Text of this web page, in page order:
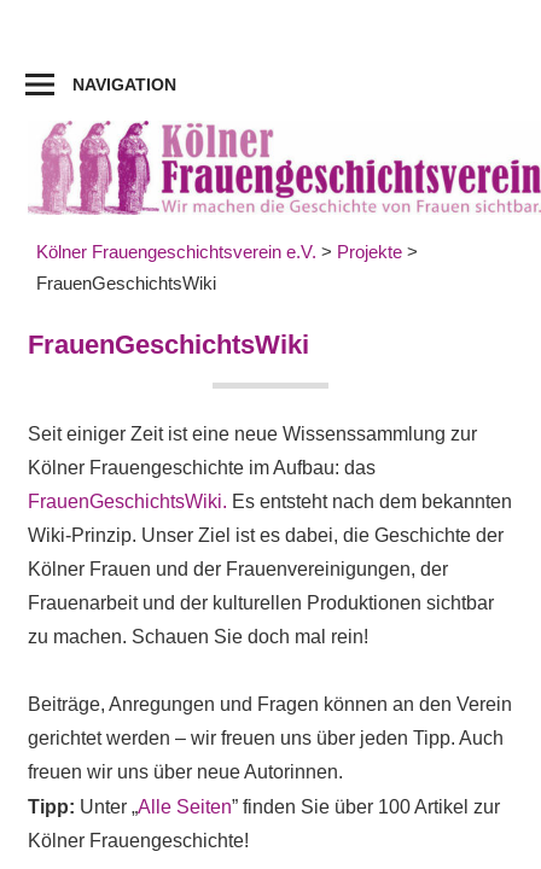
springen
NAVIGATION
Kölner Frauengeschichtsverein e.V. > Projekte >
FrauenGeschichtsWiki
FrauenGeschichtsWiki
Seit einiger Zeit ist eine neue Wissenssammlung zur
Kölner Frauengeschichte im Aufbau: das
FrauenGeschichtsWiki. Es entsteht nach dem bekannten
Wiki-Prinzip. Unser Ziel ist es dabei, die Geschichte der
Kölner Frauen und der Frauenvereinigungen, der
Frauenarbeit und der kulturellen Produktionen sichtbar
zu machen. Schauen Sie doch mal rein!
Beiträge, Anregungen und Fragen können an den Verein
gerichtet werden – wir freuen uns über jeden Tipp. Auch
freuen wir uns über neue Autorinnen.
Tipp: Unter „Alle Seiten” finden Sie über 100 Artikel zur
Kölner Frauengeschichte!